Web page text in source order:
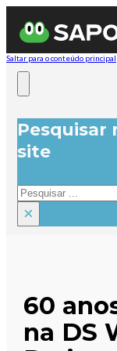
Saltar para o conteúdo principal
Pesquisar
site
Pesquisar
×
60
na DS